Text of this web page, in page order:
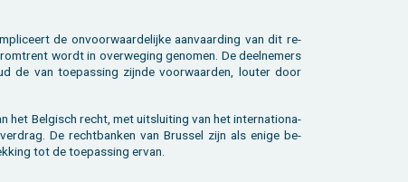
de on­voor­waar­de­lij­ke aan­vaar­ding van dit re­
wordt in over­we­ging ge­no­men. De deel­ne­mers
de van toe­pas­sing zijn­de voor­waar­den, lou­ter door
het Bel­gisch recht, met uit­slui­ting van het in­ter­na­ti­o­na­
De recht­ban­ken van Brus­sel zijn als enige be­
tot de toe­pas­sing ervan.